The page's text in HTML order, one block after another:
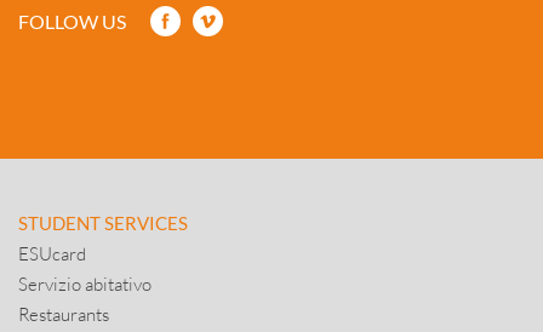
FOLLOW US
STUDENT SERVICES
ESUcard
Servizio abitativo
Restaurants